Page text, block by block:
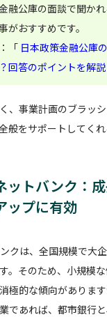
融公庫の面談で聞か
がおすすめです。
「 日本政策金融公庫
回答のポイントを解説
、事業計画のブラッ
般をサポートしてく
ットバンク：
ップに有効
クは、全国規模で大
。そのため、小規模
極的な傾向がありま
であれば、都市銀行